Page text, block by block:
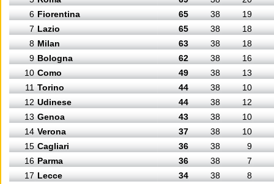
6 Fiorentina 65 38
19
7 Lazio 65 38
18
8 Milan 63 38
18
9 Bologna 62 38
16
10 Como 49 38
13
11 Torino 44 38
10
12 Udinese 44 38
12
13 Genoa 43 38
10
14 Verona 37 38
10
15 Cagliari 36 38
9
16 Parma 36 38
7
17 Lecce 34 38
8